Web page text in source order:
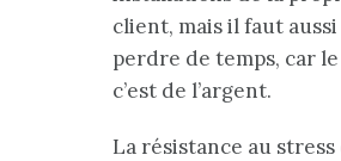
client, mais il faut aussi
perdre de temps, car
c’est de l’argent.
La résistance au